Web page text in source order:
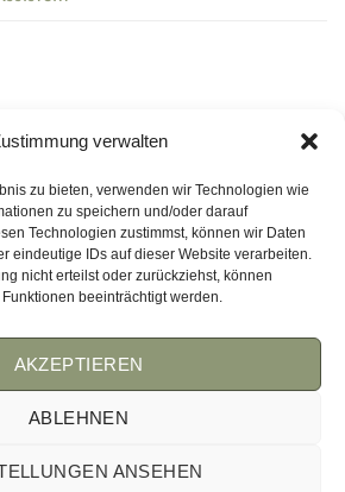
verwalten
zu bieten, verwenden wir Technologien wie
zu speichern und/oder darauf
Technologien zustimmst, können wir Daten
eindeutige IDs auf dieser Website verarbeiten.
nicht erteilst oder zurückziehst, können
beeinträchtigt werden.
AKZEPTIEREN
ABLEHNEN
ANSEHEN
IMPRESSUM COOKIES